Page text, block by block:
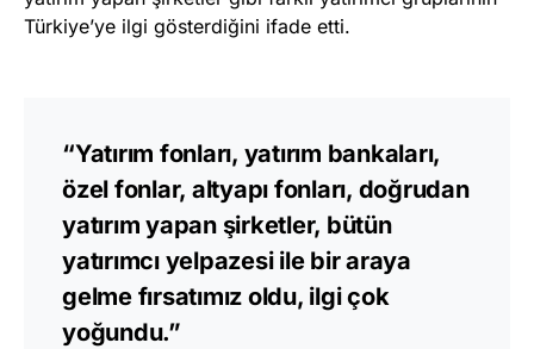
Türkiye’ye ilgi gösterdiğini ifade etti.
“Yatırım fonları, yatırım bankaları,
özel fonlar, altyapı fonları, doğrudan
yatırım yapan şirketler, bütün
yatırımcı yelpazesi ile bir araya
gelme fırsatımız oldu, ilgi çok
yoğundu.”